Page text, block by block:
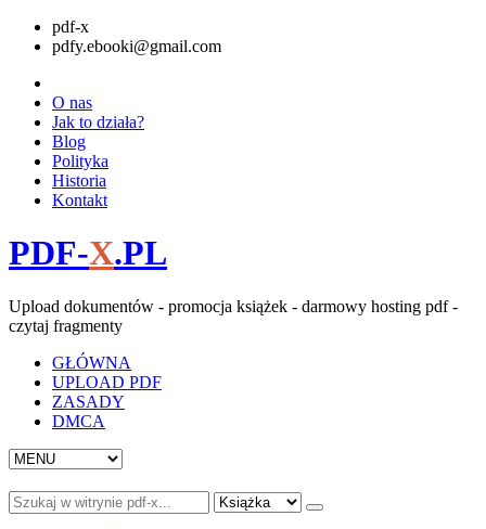
pdf-x
pdfy.ebooki@gmail.com
O nas
Jak to działa?
Blog
Polityka
Historia
Kontakt
PDF-X.PL
Upload dokumentów - promocja książek - darmowy hosting pdf -
czytaj fragmenty
GŁÓWNA
UPLOAD PDF
ZASADY
DMCA